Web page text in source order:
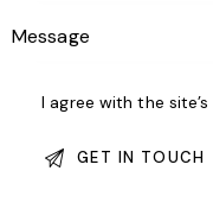
I agree with the site’s